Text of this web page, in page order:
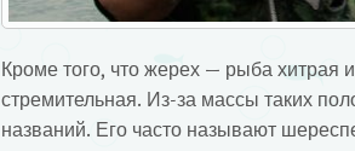
Кроме того, что жерех — рыба хитрая
стремительная. Из-за массы таких
названий. Его часто называют